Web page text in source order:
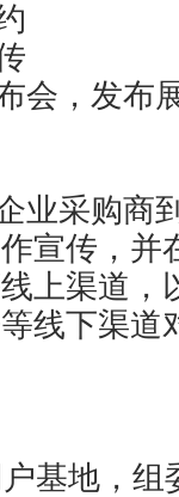
，发布
采购商
宣传，并
上渠道，
线下渠道
地，组